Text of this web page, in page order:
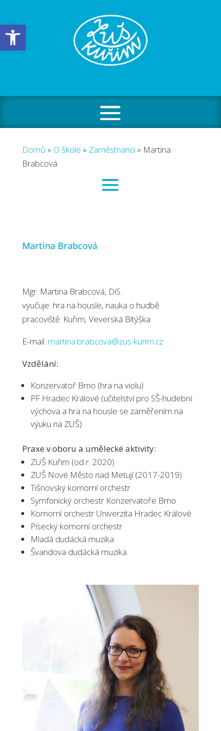
Open toolbar
Domů » O škole » Zaměstnanci» Martina
Brabcová
Martina Brabcová
Mgr. Martina Brabcová, DiS.
vyučuje: hra na housle, nauka o hudbě
pracoviště: Kuřim, Veverská Bítýška
E-mail: martina.brabcova@zus-kurim.cz
Vzdělání:
Konzervatoř Brno (hra na violu)
PF Hradec Králové (učitelství pro SŠ-hudební
výchova a hra na housle se zaměřením na
výuku na ZUŠ)
Praxe v oboru a umělecké aktivity:
ZUŠ Kuřim (od r. 2020)
ZUŠ Nové Město nad Metují (2017-2019)
Tišnovský komorní orchestr
Symfonický orchestr Konzervatoře Brno
Komorní orchestr Univerzita Hradec Králové
Písecký komorní orchestr
Mladá dudácká muzika
Švandova dudácká muzika